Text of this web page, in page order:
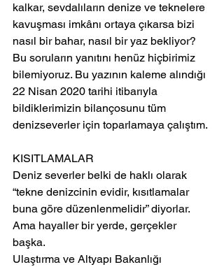
kalkar, sevdalıların denize ve teknelere
kavuşması imkânı ortaya çıkarsa bizi
nasıl bir bahar, nasıl bir yaz bekliyor?
Bu soruların yanıtını henüz hiçbirimiz
bilemiyoruz. Bu yazının kaleme alındığı
22 Nisan 2020 tarihi itibarıyla
bildiklerimizin bilançosunu tüm
denizseverler için toparlamaya çalıştım.
KISITLAMALAR
Deniz severler belki de haklı olarak
“tekne denizcinin evidir, kısıtlamalar
buna göre düzenlenmelidir” diyorlar.
Ama hayaller bir yerde, gerçekler
başka.
Ulaştırma ve Altyapı Bakanlığı